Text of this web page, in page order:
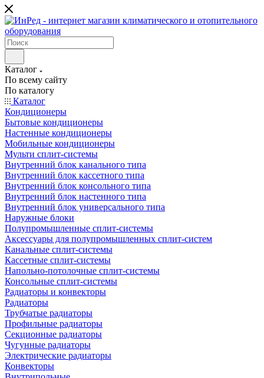
Каталог
По всему сайту
По каталогу
Каталог
Кондиционеры
Бытовые кондиционеры
Настенные кондиционеры
Мобильные кондиционеры
Мульти сплит-системы
Внутренний блок канального типа
Внутренний блок кассетного типа
Внутренний блок консольного типа
Внутренний блок настенного типа
Внутренний блок универсального типа
Наружные блоки
Полупромышленные сплит-системы
Аксессуары для полупромышленных сплит-систем
Канальные сплит-системы
Кассетные сплит-системы
Напольно-потолочные сплит-системы
Консольные сплит-системы
Радиаторы и конвекторы
Радиаторы
Трубчатые радиаторы
Профильные радиаторы
Секционные радиаторы
Чугунные радиаторы
Электрические радиаторы
Конвекторы